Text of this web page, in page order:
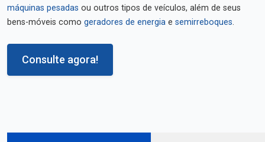
máquinas pesadas ou outros tipos de veículos, além de seus
bens-móveis como geradores de energia e semirreboques.
Consulte agora!